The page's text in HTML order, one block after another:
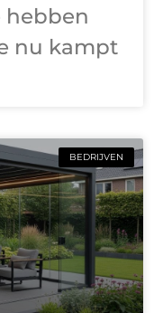
hebben
nu kampt
BEDRIJVEN